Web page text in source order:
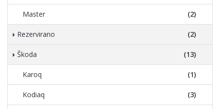
Master (2)
Rezervirano (2)
Škoda (13)
Karoq (1)
Kodiaq (3)